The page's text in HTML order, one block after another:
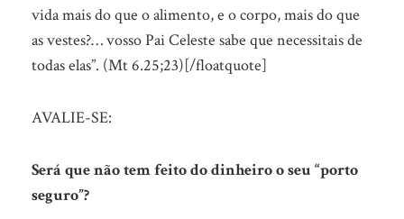
vida mais do que o alimento, e o corpo, mais do que
as vestes?… vosso Pai Celeste sabe que necessitais de
todas elas”. (Mt 6.25;23)[/floatquote]
AVALIE-SE:
Será que não tem feito do dinheiro o seu “porto
seguro”?